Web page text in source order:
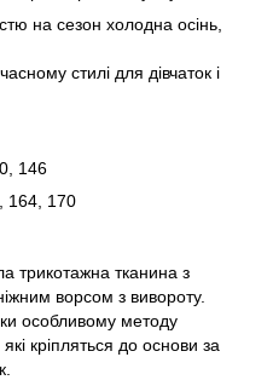
на сезон холодна осінь,
стилі для дівчаток і
146
164, 170
трикотажна тканина з
ворсом з вивороту.
особливому методу
кріпляться до основи за